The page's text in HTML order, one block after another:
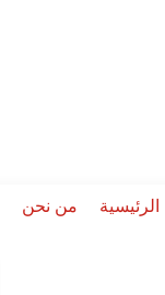
الرئيسية من نحن